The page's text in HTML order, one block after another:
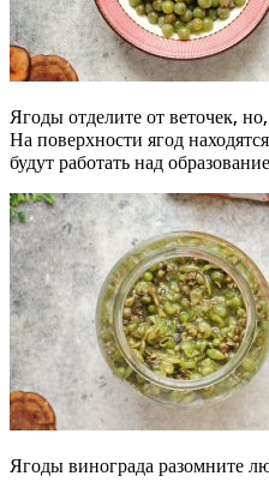
Ягоды отделите от веточек,
На поверхности ягод
будут работать над
Ягоды винограда разомните